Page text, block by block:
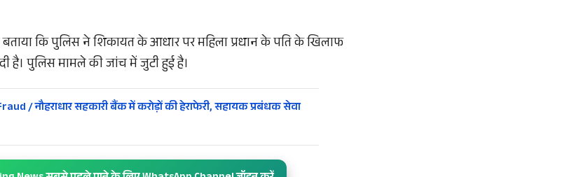
कि पुलिस ने शिकायत के आधार पर महिला प्रधान के पति के खिलाफ
है। पुलिस मामले की जांच में जुटी हुई है।
/ नौहराधार सहकारी बैंक में करोड़ों की हेराफेरी, सहायक प्रबंधक सेवा